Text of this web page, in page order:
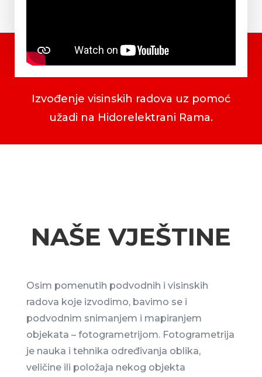
Izvođenje visinskih radova uz pomoć
užadi na Hidorelektrani Rama.
NAŠE VJEŠTINE
Osim pomenutih podvodnih i visinskih
radova koje izvodimo, bavimo se i
podvodnim snimanjem i mapiranjem
objekata – fotogrametrijom. Fotogrametrija
je nauka i tehnika određivanja oblika,
veličine ili položaja nekog objekta